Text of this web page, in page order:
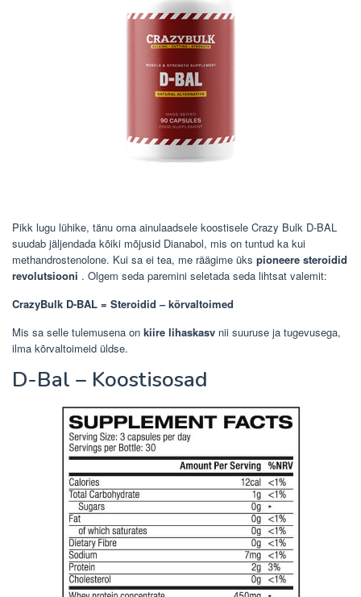
Pikk lugu lühike, tänu oma ainulaadsele koostisele Crazy Bulk D-BAL
suudab jäljendada kõiki mõjusid Dianabol, mis on tuntud ka kui
methandrostenolone. Kui sa ei tea, me räägime üks pioneere steroidid
revolutsiooni . Olgem seda paremini seletada seda lihtsat valemit:
CrazyBulk D-BAL = Steroidid – kõrvaltoimed
Mis sa selle tulemusena on kiire lihaskasv nii suuruse ja tugevusega,
ilma kõrvaltoimeid üldse.
D-Bal – Koostisosad